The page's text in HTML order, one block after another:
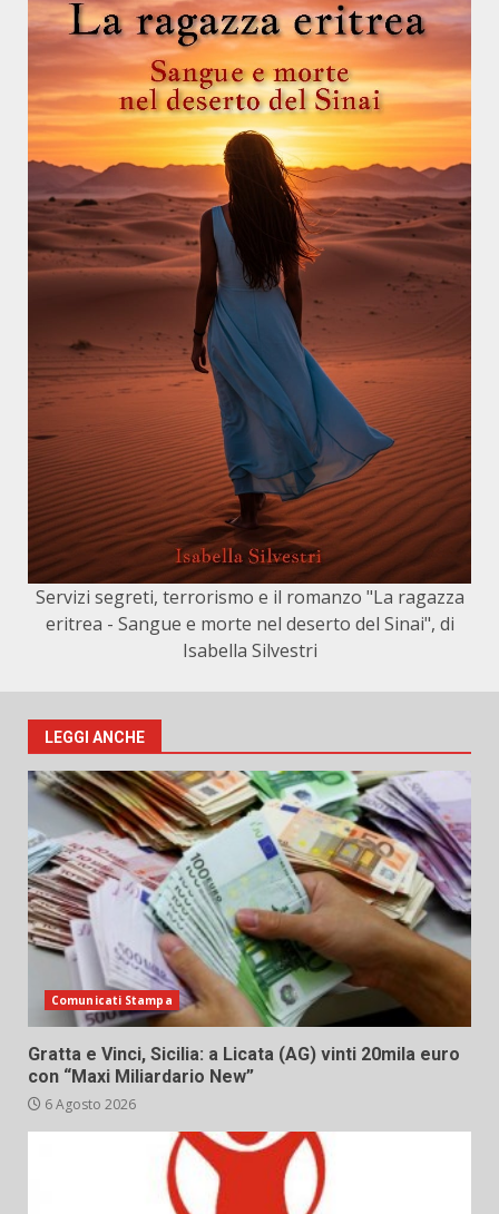
Servizi segreti, terrorismo e il romanzo "La ragazza
eritrea - Sangue e morte nel deserto del Sinai", di
Isabella Silvestri
LEGGI ANCHE
Comunicati Stampa
Gratta e Vinci, Sicilia: a Licata (AG) vinti 20mila euro
con “Maxi Miliardario New”
6 Agosto 2026